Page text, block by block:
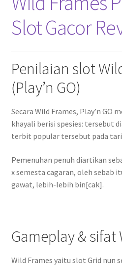
Slot Gacor
Penilaian slot
(Play’n GO)
Secara Wild Frames, Play’n GO
khayali berisi spesies: tersebut
terbit popular tersebut pada
Pemenuhan penuh diartikan
x semesta cagaran, oleh sebab
gawat, lebih-lebih bin[cak].
Gameplay & sifat
Wild Frames yaitu slot Grid nun